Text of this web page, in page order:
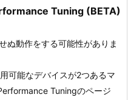
Tuning (BETA)
ぬ動作をする可能性がありま
可能なデバイスが2つあるマ
Tuningのページ